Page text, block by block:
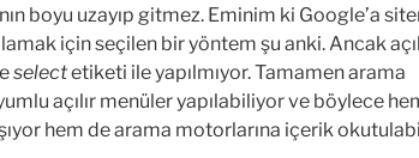
boyu uzayıp gitmez. Eminim ki Google’a
için seçilen bir yöntem şu anki. Ancak
selectetiketi ile yapılmıyor. Tamamen arama
açılır menüler yapılabiliyor ve böylece
hem de arama motorlarına içerik